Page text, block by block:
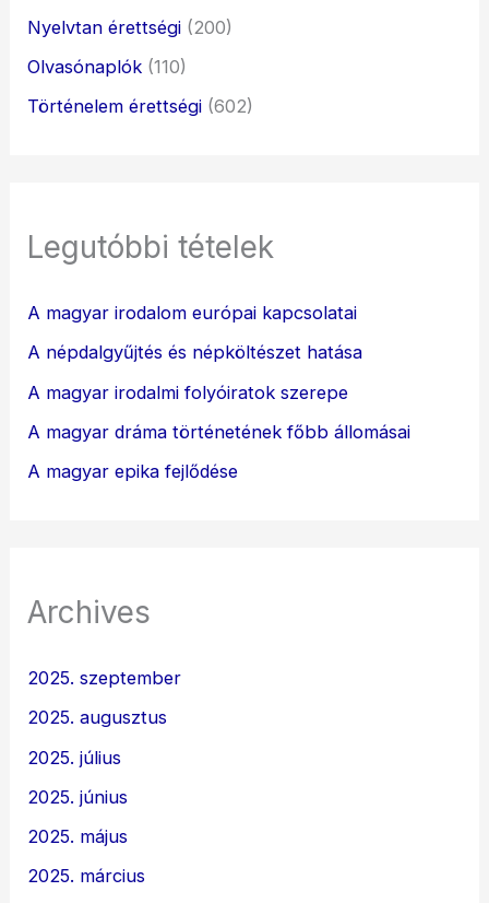
Nyelvtan érettségi (200)
Olvasónaplók (110)
Történelem érettségi (602)
Legutóbbi tételek
A magyar irodalom európai kapcsolatai
A népdalgyűjtés és népköltészet hatása
A magyar irodalmi folyóiratok szerepe
A magyar dráma történetének főbb állomásai
A magyar epika fejlődése
Archives
2025. szeptember
2025. augusztus
2025. július
2025. június
2025. május
2025. március